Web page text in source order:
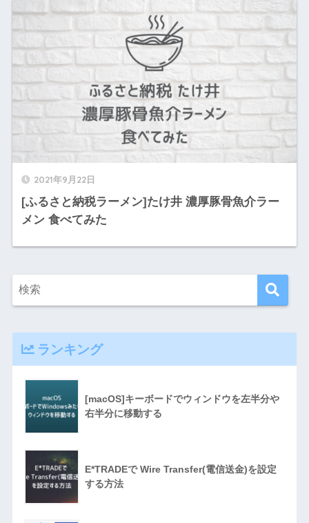
2021年9月22日
[ふるさと納税ラーメン]たけ井 濃厚豚骨魚介ラー
メン 食べてみた
ランキング
[macOS]キーボードでウィンドウを左半分や
右半分に移動する
E*TRADEで Wire Transfer(電信送金)を設定
する方法